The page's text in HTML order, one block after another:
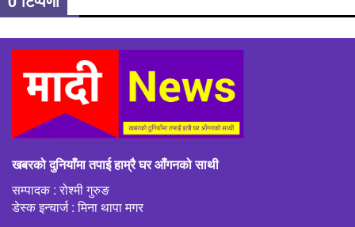
खबरको दुनियाँमा तपाई हाम्रै घर आँगनको साथी
सम्पादक : रोश्मी गुरुङ
डेस्क इन्चार्ज : मिना थापा मगर